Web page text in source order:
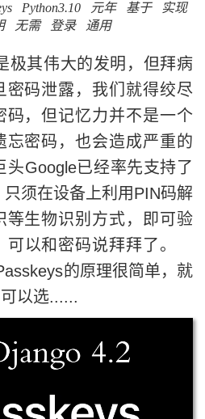
Python3.10 元年 基于
实现
无需 登录 通用
其伟大的发明，但拜病
密码泄露，我们就得绞尽
码，但记忆力并不是一个
忘密码，也会造成严重的
头Google已经率先支持了
须在设备上利用PIN码解
等生物识别方式，即可验
可以和密码说拜拜了。
的原理很简单，就
以选......